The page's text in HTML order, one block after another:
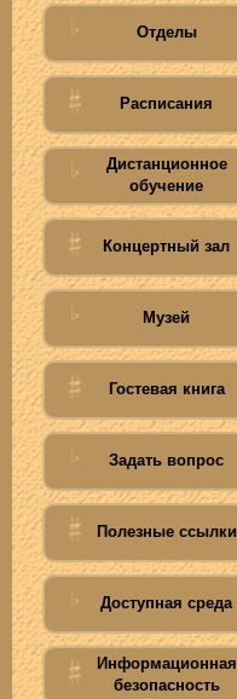
Отделы
Расписания
Дистанционное
обучение
Концертный зал
Музей
Гостевая книга
Задать вопрос
Полезные ссылки
Доступная среда
Информационная
безопасность